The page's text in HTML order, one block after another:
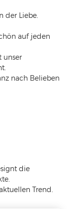
der Liebe.
auf jeden
unser
nach Belieben
die
Trend.